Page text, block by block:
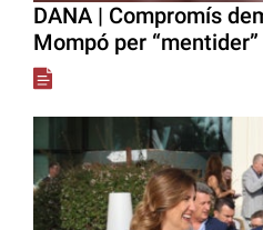
DANA | Compromís
Mompó per “mentider”